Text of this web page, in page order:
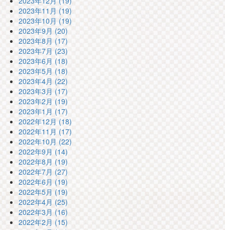
2023年11月 (19)
2023年10月 (19)
2023年9月 (20)
2023年8月 (17)
2023年7月 (23)
2023年6月 (18)
2023年5月 (18)
2023年4月 (22)
2023年3月 (17)
2023年2月 (19)
2023年1月 (17)
2022年12月 (18)
2022年11月 (17)
2022年10月 (22)
2022年9月 (14)
2022年8月 (19)
2022年7月 (27)
2022年6月 (19)
2022年5月 (19)
2022年4月 (25)
2022年3月 (16)
2022年2月 (15)